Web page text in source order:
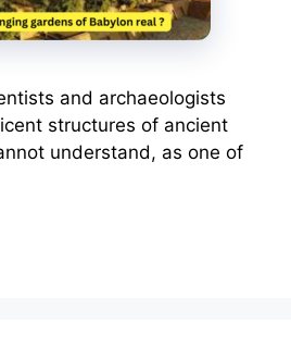
and archaeologists
structures of ancient
understand, as one of